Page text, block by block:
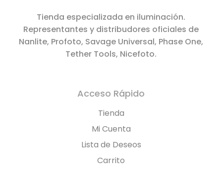
Tienda especializada en iluminación.
Representantes y distribudores oficiales de
Nanlite, Profoto, Savage Universal, Phase One,
Tether Tools, Nicefoto.
Acceso Rápido
Tienda
Mi Cuenta
Lista de Deseos
Carrito